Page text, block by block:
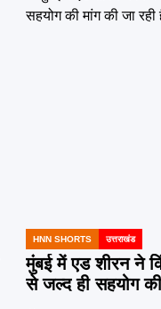
POSTED
IN
HNN SHORTS उत्तराखंड
मुंबई में एड शीरन ने
से जल्द ही सहयोग